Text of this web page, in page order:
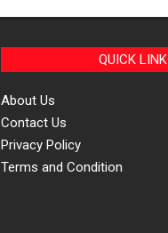
QUICK LINK
About Us
Contact Us
Privacy Policy
Terms and Condition